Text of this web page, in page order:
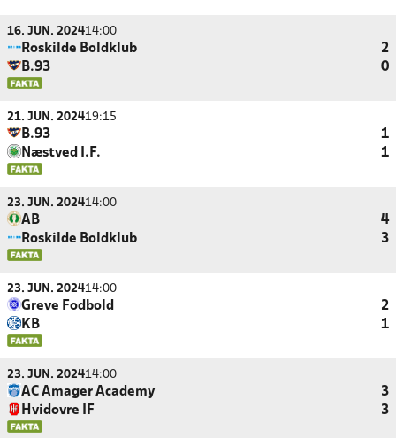
16. JUN. 202414:00
Roskilde Boldklub
2
B.93
0
21. JUN. 202419:15
B.93
1
Næstved I.F.
1
23. JUN. 202414:00
AB
4
Roskilde Boldklub
3
23. JUN. 202414:00
Greve Fodbold
2
KB
1
23. JUN. 202414:00
AC Amager Academy
3
Hvidovre IF
3